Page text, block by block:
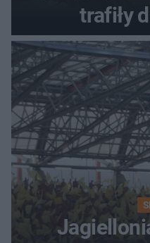
trafiły